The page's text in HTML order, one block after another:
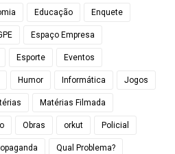
Educação Enquete
Espaço Empresa
Esporte Eventos
Humor Informática Jogos
Matérias Filmada
Obras orkut Policial
Qual Problema?